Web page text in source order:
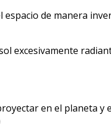
de manera
excesivamente
en el planeta